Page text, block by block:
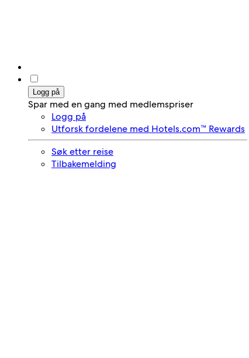
Logg på
Spar med en gang med medlemspriser
Logg på
Utforsk fordelene med Hotels.com™ Rewards
Søk etter reise
Tilbakemelding